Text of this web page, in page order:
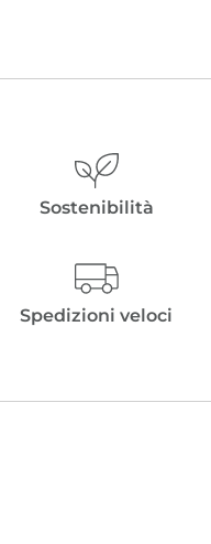
Sostenibilità
Spedizioni veloci